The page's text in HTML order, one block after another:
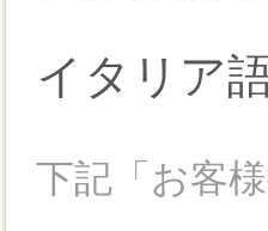
イタリア
下記「お客